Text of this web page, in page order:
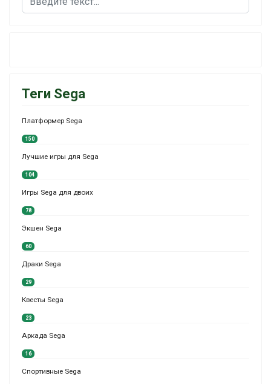
Теги Sega
Платформер Sega
150
Лучшие игры для Sega
104
Игры Sega для двоих
78
Экшен Sega
60
Драки Sega
29
Квесты Sega
23
Аркада Sega
16
Спортивные Sega